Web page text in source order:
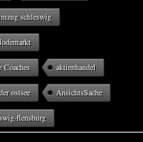
schleswig
Coaches aktienhandel
ostsee AnsichtsSache
flensburg